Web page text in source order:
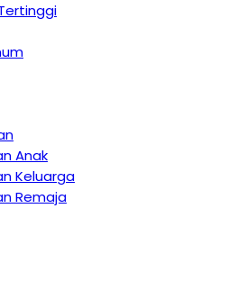
Anak
Keluarga
Remaja